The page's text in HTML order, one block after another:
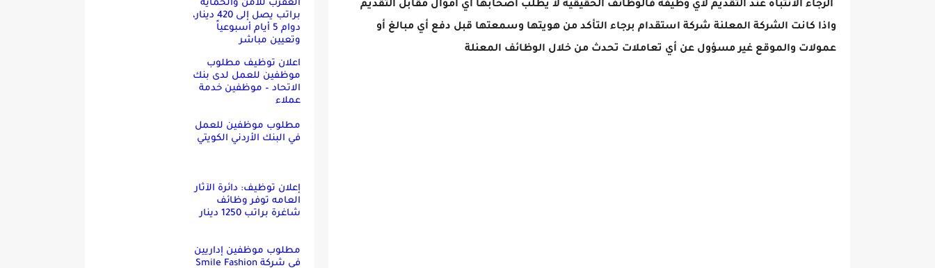
الرجاء الانتباه عند التقديم لاي وظيفة فالوظائف الحقيقية لا يطلب اصحابها اي اموال مقابل التقديم
واذا كانت الشركة المعلنة شركة استقدام برجاء التأكد من هويتها وسمعتها قبل دفع أي مبالغ أو
عمولات والموقع غير مسؤول عن أي تعاملات تحدث من خلال الوظائف المعنلة
العقرب للأمن والحماية
براتب يصل إلى 420 دينار،
دوام 5 أيام أسبوعياً
وتعيين مباشر
اعلان توظيف مطلوب
موظفين للعمل لدى بنك
الاتحاد – موظفين خدمة
عملاء
مطلوب موظفين للعمل
في البنك الأردني الكويتي
إعلان توظيف: دائرة الآثار
العامه توفر وظائف
شاغرة براتب 1250 دينار
مطلوب موظفين إداريين
في شركة Smile Fashion